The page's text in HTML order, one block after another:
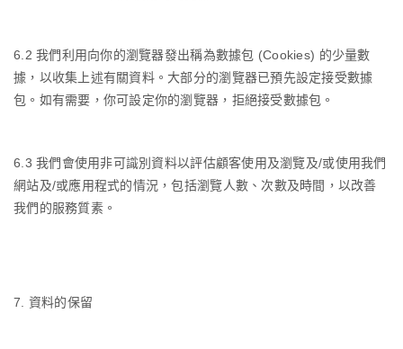
6.2我們利用向你的瀏覽器發出稱為數據包 (Cookies) 的少量數
據，以收集上述有關資料。大部分的瀏覽器已預先設定接受數據
包。如有需要，你可設定你的瀏覽器，拒絕接受數據包。
6.3我們會使用非可識別資料以評估顧客使用及瀏覽及/或使用我們
網站及/或應用程式的情況，包括瀏覽人數、次數及時間，以改善
我們的服務質素。
7. 資料的保留